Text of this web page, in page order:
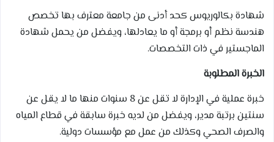
شهادة بكالوريوس كحد أدنى من جامعة معترف بها تخصص
هندسة نظم أو برمجة أو ما يعادلها، ويفضل من يحمل شهادة
الماجستير في ذات التخصصات.
الخبرة المطلوبة
خبرة عملية في الإدارة لا تقل عن 8 سنوات منها ما لا يقل عن
سنتين برتبة مدير، ويفضل من لديه خبرة سابقة في قطاع المياه
والصرف الصحي وكذلك من عمل مع مؤسسات دولية.